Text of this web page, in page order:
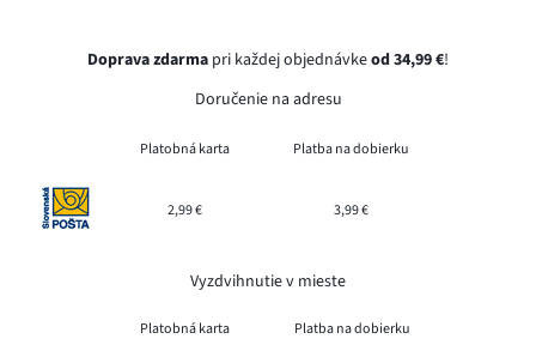
Doprava zdarma pri každej objednávkeod 34,99 €!
Doručenie na adresu
Platobná karta Platba na dobierku
2,99 € 3,99 €
Vyzdvihnutie v mieste
Platobná karta Platba na dobierku